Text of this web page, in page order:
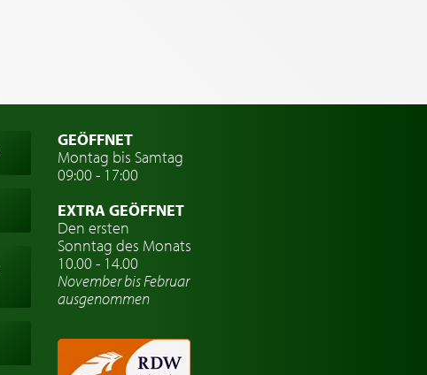
GEÖFFNET
Montag bis Samtag
09:00 - 17:00
EXTRA GEÖFFNET
Den ersten
Sonntag des Monats
10.00 - 14.00
November bis Februar
ausgenommen